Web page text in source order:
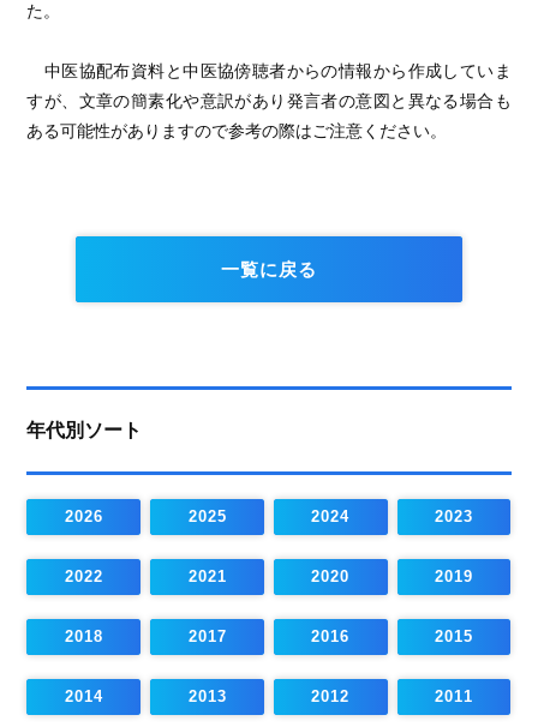
た。
中医協配布資料と中医協傍聴者からの情報から作成していま
すが、文章の簡素化や意訳があり発言者の意図と異なる場合も
ある可能性がありますので参考の際はご注意ください。
一覧に戻る
年代別ソート
2026 2025 2024 2023
2022 2021 2020 2019
2018 2017 2016 2015
2014 2013 2012 2011